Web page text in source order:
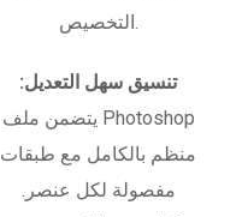
التخصيص.
تنسيق سهل التعديل:
يتضمن ملف Photoshop
منظم بالكامل مع طبقات
مفصولة لكل عنصر.